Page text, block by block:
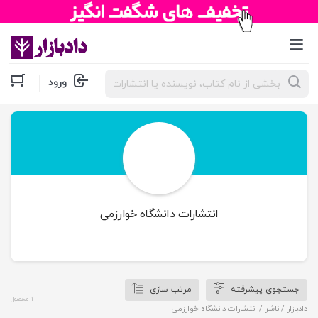
جستجوی
محصولات ورود
انتشارات دانشگاه خوارزمی
جستجوی پیشرفته
مرتب سازی
دادبازار / ناشر / انتشارات دانشگاه خوارزمی
1 محصول